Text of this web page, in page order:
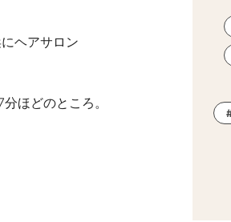
ヘアサロン
分ほどのところ。